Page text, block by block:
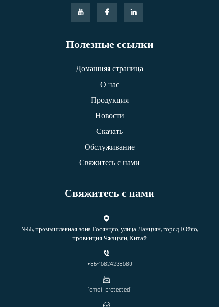
Полезные ссылки
Домашняя страница
О нас
Продукция
Новости
Скачать
Обслуживание
Свяжитесь с нами
Свяжитесь с нами
№66, промышленная зона Госянцяо, улица Ланцзян, город Юйяо,
провинция Чжэцзян, Китай
+86-15824238580
[email protected]